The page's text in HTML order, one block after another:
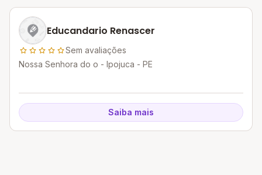
Educandario Renascer
Sem avaliações
Nossa Senhora do o - Ipojuca - PE
Saiba mais